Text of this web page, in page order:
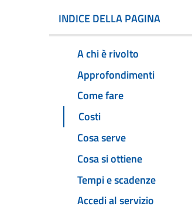
INDICE DELLA PAGINA
A chi è rivolto
Approfondimenti
Come fare
Costi
Cosa serve
Cosa si ottiene
Tempi e scadenze
Accedi al servizio